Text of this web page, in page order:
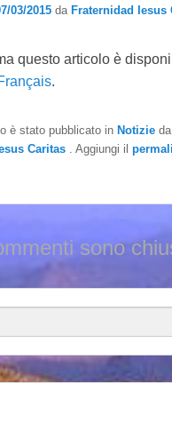
03/2015 daFraternidad Iesus
questo articolo è
.
è stato pubblicato inNotizie da
Caritas
. Aggiungi il
sono